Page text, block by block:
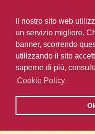
Il nostro sito web
un servizio migliore.
banner, scorrendo
utilizzando il sito
saperne di più,
Cookie Policy